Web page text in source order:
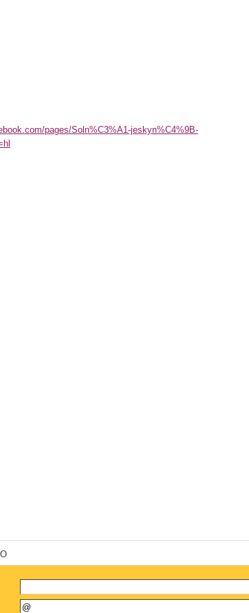
pages/Soln%C3%A1-jeskyn%C4%9B-